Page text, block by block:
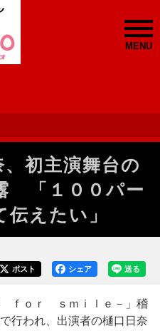
MENU
初主演舞台の
「１００パー
えたい」
送る
シェア
ポスト
ｆｏｒ ｓｍｉｌｅ－」稽
行われ、出演者の樋口日奈